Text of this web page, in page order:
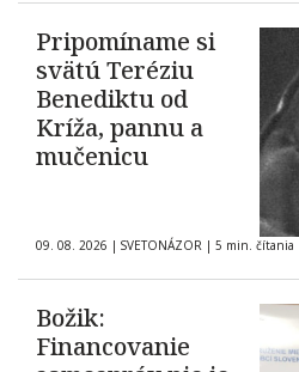
Pripomíname si
svätú Teréziu
Benediktu od
Kríža, pannu a
mučenicu
09. 08. 2026 | SVETONÁZOR | 5 min. čítania
Božik:
Financovanie